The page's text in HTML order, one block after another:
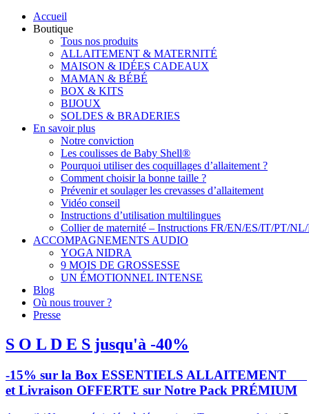
Accueil
Boutique
Tous nos produits
ALLAITEMENT & MATERNITÉ
MAISON & IDÉES CADEAUX
MAMAN & BÉBÉ
BOX & KITS
BIJOUX
SOLDES & BRADERIES
En savoir plus
Notre conviction
Les coulisses de Baby Shell®
Pourquoi utiliser des coquillages d’allaitement ?
Comment choisir la bonne taille ?
Prévenir et soulager les crevasses d’allaitement
Vidéo conseil
Instructions d’utilisation multilingues
Collier de maternité – Instructions FR/EN/ES/IT/PT/
ACCOMPAGNEMENTS AUDIO
YOGA NIDRA
9 MOIS DE GROSSESSE
UN ÉMOTIONNEL INTENSE
Blog
Où nous trouver ?
Presse
S O L D E S jusqu'à -40%
-15% sur la Box ESSENTIELS ALLAITEMENT
et Livraison OFFERTE sur Notre Pack PRÉMIUM